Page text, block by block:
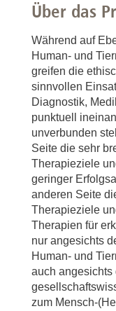
Über das
Während auf
Human- und
greifen die
sinnvollen
Diagnostik,
punktuell
unverbunden
Seite die sehr
Therapieziele
geringer
anderen Seite
Therapieziele
Therapien für
nur angesichts
Human- und
auch angesichts
zum Mensch-